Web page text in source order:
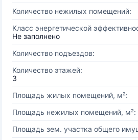
Количество нежилых помещений:
Класс энергетической
Не заполнено
Количество подъездов:
Количество этажей:
3
Площадь жилых помещений, м²:
Площадь нежилых помещений, м²:
Площадь зем. участка общего